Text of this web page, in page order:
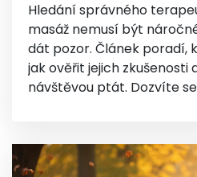
Hledání správného
masáž nemusí být
dát pozor. Článek poradí,
jak ověřit jejich zkušenosti
návštěvou ptát. Dozvíte
vyhnout se špatným
pravého odborníka.